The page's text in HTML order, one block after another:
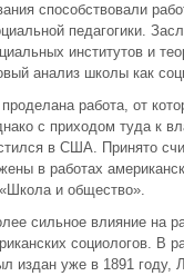
способствовали
педагогики.
институтов и
анализ школы как
работа, от
с приходом туда к
в США. Принято
в работах
и общество».
сильное влияние на
социологов. В
издан уже в 1891 году,